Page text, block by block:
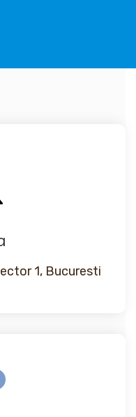
1, Bucuresti